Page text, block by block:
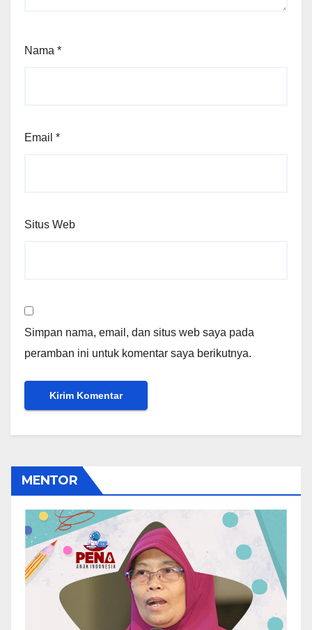
Nama *
Email *
Situs Web
Simpan nama, email, dan situs web saya pada
peramban ini untuk komentar saya berikutnya.
MENTOR